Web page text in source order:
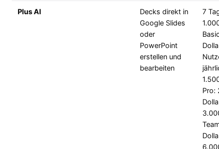
Plus AI
Decks direkt in
Google Slides
oder
PowerPoint
erstellen und
bearbeiten
7
Pro: